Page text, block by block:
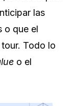
las
o que el
Todo lo
o el